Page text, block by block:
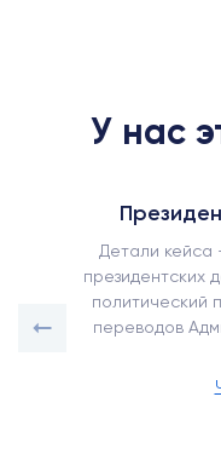
У нас
Детали кейса
президентских
политический
переводов